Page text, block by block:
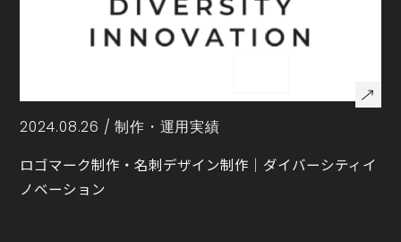
2024.08.26 /制作・運用実績
ロゴマーク制作・名刺デザイン制作｜ダイバーシティイ
ノベーション